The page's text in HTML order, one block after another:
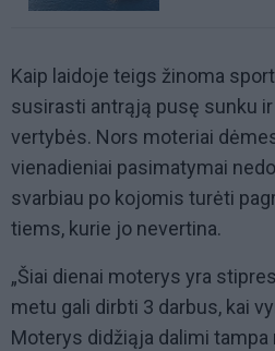
Kaip laidoje teigs žinoma
susirasti antrąją pusę sunku
vertybės. Nors moteriai
vienadieniai pasimatymai
svarbiau po kojomis turėti
tiems, kurie jo nevertina.
„Šiai dienai moterys yra
metu gali dirbti 3 darbus, kai
Moterys didžiąja dalimi